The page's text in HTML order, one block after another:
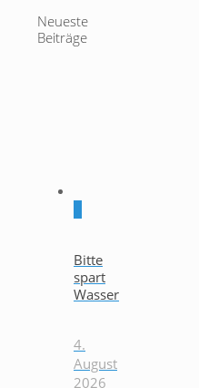
Neueste
Beiträge
Bitte
spart
Wasser
4.
August
2026